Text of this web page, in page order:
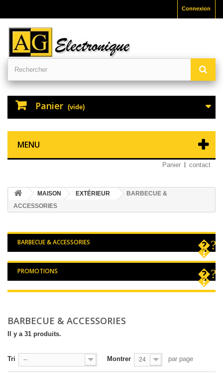
Connexion
Panier (vide)
MENU
Panier contact
MAISON EXTÉRIEUR
BARBECUE &
ACCESSORIES
BARBECUE & ACCESSORIES
PROMOTIONS
BARBECUE & ACCESSORIES
Il y a 31 produits.
Tri -- Montrer 24 par page